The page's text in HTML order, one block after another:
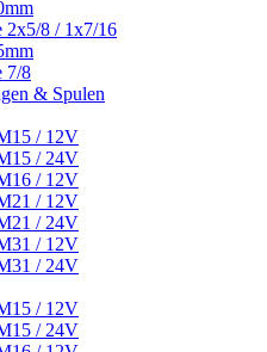
2x5/8 / 1x7/16
7/8
& Spulen
/ 12V
/ 24V
/ 12V
/ 12V
/ 24V
/ 12V
/ 24V
/ 12V
/ 24V